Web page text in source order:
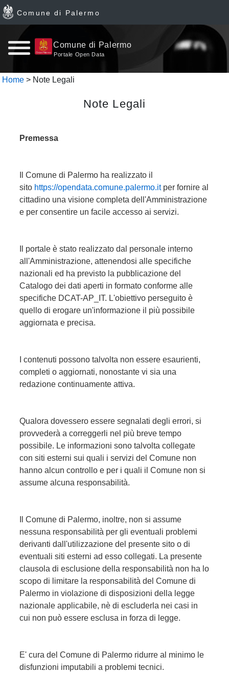
Home
Dataset
dataset
Report
Archivio
Documenti
Linee
Open
Data
Comune di Palermo
Comune di Palermo
Portale Open Data
Home > Note Legali
Note Legali
Premessa
Il Comune di Palermo ha realizzato il
sito https://opendata.comune.palermo.itper fornire al
cittadino una visione completa dell'Amministrazione
e per consentire un facile accesso ai servizi.
Il portale è stato realizzato dal personale interno
all'Amministrazione, attenendosi alle specifiche
nazionali ed ha previsto la pubblicazione del
Catalogo dei dati aperti in formato conforme alle
specifiche DCAT-AP_IT. L'obiettivo perseguito è
quello di erogare un'informazione il più possibile
aggiornata e precisa.
I contenuti possono talvolta non essere esaurienti,
completi o aggiornati, nonostante vi sia una
redazione continuamente attiva.
Qualora dovessero essere segnalati degli errori, si
provvederà a correggerli nel più breve tempo
possibile. Le informazioni sono talvolta collegate
con siti esterni sui quali i servizi del Comune non
hanno alcun controllo e per i quali il Comune non si
assume alcuna responsabilità.
Il Comune di Palermo, inoltre, non si assume
nessuna responsabilità per gli eventuali problemi
derivanti dall'utilizzazione del presente sito o di
eventuali siti esterni ad esso collegati. La presente
clausola di esclusione della responsabilità non ha lo
scopo di limitare la responsabilità del Comune di
Palermo in violazione di disposizioni della legge
nazionale applicabile, nè di escluderla nei casi in
cui non può essere esclusa in forza di legge.
E' cura del Comune di Palermo ridurre al minimo le
disfunzioni imputabili a problemi tecnici.